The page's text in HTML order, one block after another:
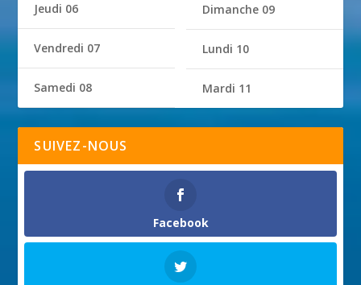
Jeudi 06
Vendredi 07
Samedi 08
Dimanche 09
Lundi 10
Mardi 11
SUIVEZ-NOUS
Facebook